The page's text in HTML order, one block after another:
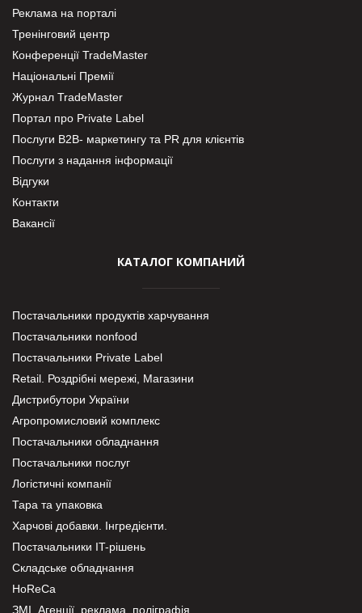
Реклама на порталі
Тренінговий центр
Конференції TradeMaster
Національні Премії
Журнал TradeMaster
Портал про Private Label
Послуги В2В- маркетингу та PR для клієнтів
Послуги з надання інформації
Відгуки
Контакти
Вакансії
КАТАЛОГ КОМПАНИЙ
Постачальники продуктів харчування
Постачальники nonfood
Постачальники Private Label
Retail. Роздрібні мережі, Магазини
Дистрибутори України
Агропромисловий комплекс
Постачальники обладнання
Постачальники послуг
Логістичні компанії
Тара та упаковка
Харчові добавки. Інгредієнти.
Постачальники IT-рішень
Складське обладнання
HoReCa
ЗМІ, Агенції, реклама, поліграфія